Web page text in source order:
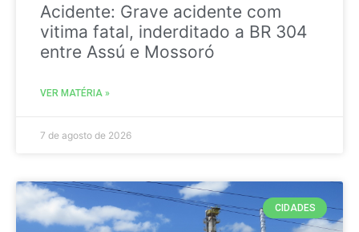
Acidente: Grave acidente com
vitima fatal, inderditado a BR 304
entre Assú e Mossoró
VER MATÉRIA »
7 de agosto de 2026
CIDADES